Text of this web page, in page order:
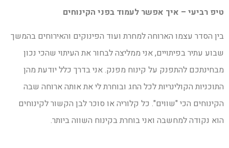
טיפ רביעי – איך אפשר לעמוד בפני הקינוחים
בין הסדר עצמו הארוחה למחרת ועוד הפינוקים והאירוחים בהמשך
שבוע עתיר בפיתויים, אני ממליצה לבחור את העיתוי שהכי נכון
מבחינתכם להתפנק על קינוח מפנק. אני בדרך כלל יודעת מהן
התוכניות הקולינריות לכל החג ובוחרת לי את אותה ארוחה שבה
הקינוחים הכי "שווים". כל קלוריה או סוכר לבן הקשור לקינוחים
הוא נקודה למחשבה ואני בוחרת בקינוח השווה ביותר.